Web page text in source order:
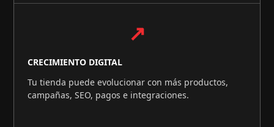
↗
CRECIMIENTO DIGITAL
Tu tienda puede evolucionar con más productos,
campañas, SEO, pagos e integraciones.